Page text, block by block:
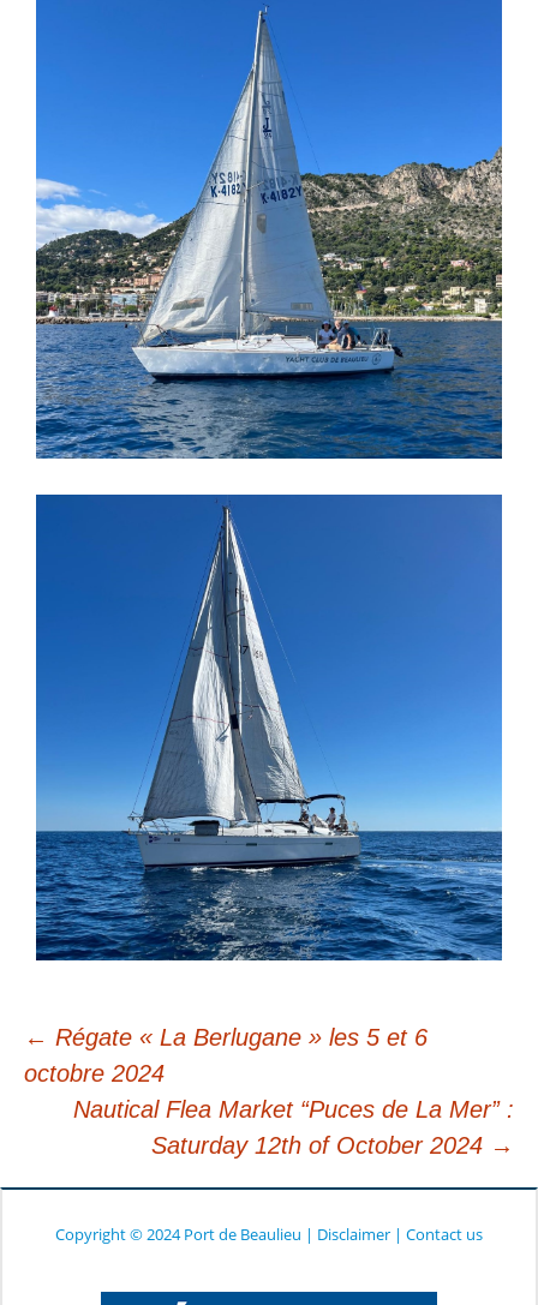
Post
navigation
← Régate « La Berlugane » les 5 et 6
octobre 2024
Nautical Flea Market “Puces de La Mer” :
Saturday 12th of October 2024 →
Copyright © 2024 Port de Beaulieu | Disclaimer | Contact us